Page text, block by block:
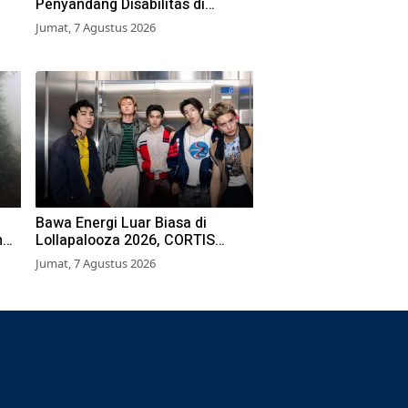
Penyandang Disabilitas di
Surabaya Ikuti Beragam Lomba
Jumat, 7 Agustus 2026
Bawa Energi Luar Biasa di
Lollapalooza 2026, CORTIS
Sukses Tembus Pasar Musik
Global
Jumat, 7 Agustus 2026